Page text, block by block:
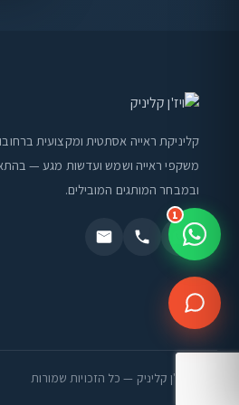
קליניקת ראייה אסתטית ומקצועית
משקפי ראייה ושמש ועדשות מגע —
ובמבחר המותגים המובילים.
© ויז'ן קליניק — כל הזכויות שמורות
1